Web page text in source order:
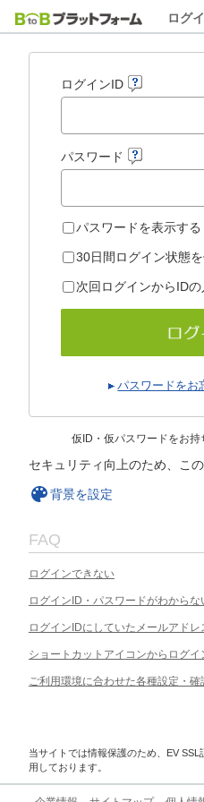
ログ
ログインID
パスワード
パスワードを表示する
30日間ログイン状態
次回ログインからID
パスワードをお
仮ID・仮パスワードをお持
セキュリティ向上のため、こ
背景を設定
FAQ
ログインできない
ログインID・パスワードがわからな
ログインIDにしていたメールアド
ショートカットアイコンからログイ
ご利用環境に合わせた各種設定・確
当サイトでは情報保護のため、EV
用しております。